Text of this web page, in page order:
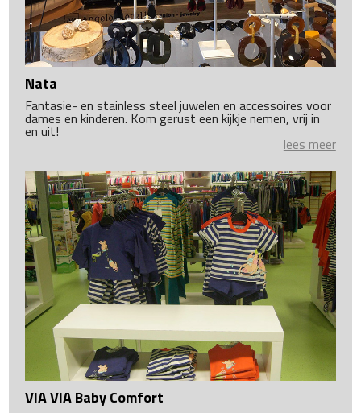
Nata
Fantasie- en stainless steel juwelen en accessoires voor
dames en kinderen. Kom gerust een kijkje nemen, vrij in
en uit!
lees meer
VIA VIA Baby Comfort